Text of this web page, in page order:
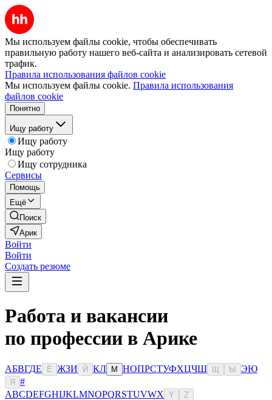
Мы используем файлы cookie, чтобы обеспечивать
правильную работу нашего веб-сайта и анализировать сетевой
трафик.
Правила использования файлов cookie
Мы используем файлы cookie. Правила использования
файлов cookie
Понятно
Ищу работу
Ищу работу
Ищу работу
Ищу сотрудника
Сервисы
Помощь
Ещё
Поиск
Арик
Войти
Войти
Создать резюме
Работа и вакансии
по профессии в Арике
АБВГДЕ Ё ЖЗИ Й КЛ М НОПРСТУФХЦЧШ Ы ЭЮ
Я
#
ABCDEFGHIJKLMNOPQRSTUVWX Y Z